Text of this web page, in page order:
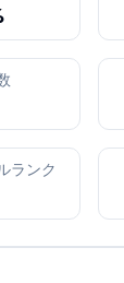
ランク